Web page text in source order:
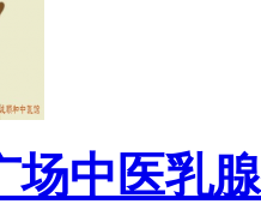
场中医乳